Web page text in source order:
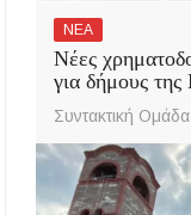
ΝΕΑ
Νέες
για δήμους
Συντακτική